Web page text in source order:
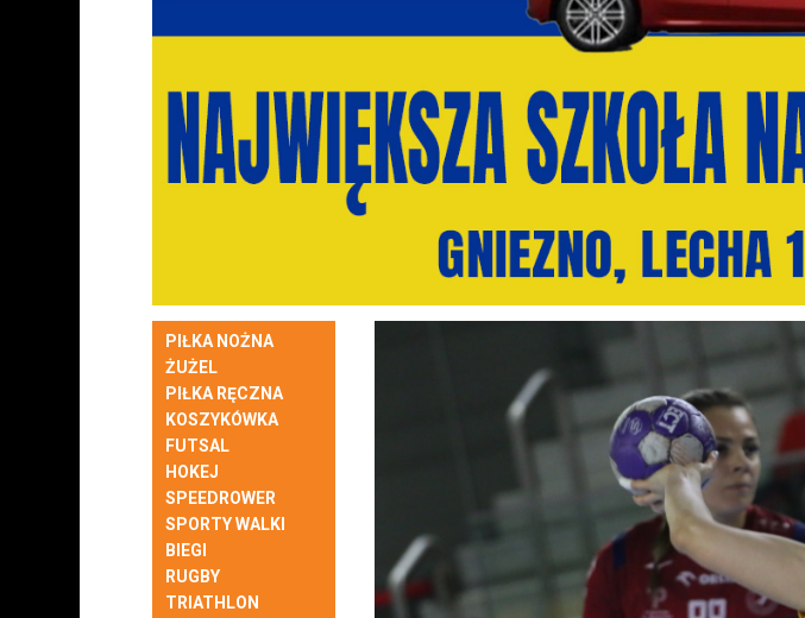
PIŁKA NOŻNA
ŻUŻEL
PIŁKA RĘCZNA
KOSZYKÓWKA
FUTSAL
HOKEJ
SPEEDROWER
SPORTY WALKI
BIEGI
RUGBY
TRIATHLON